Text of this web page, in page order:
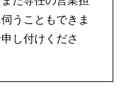
うこともできま
し付けくださ